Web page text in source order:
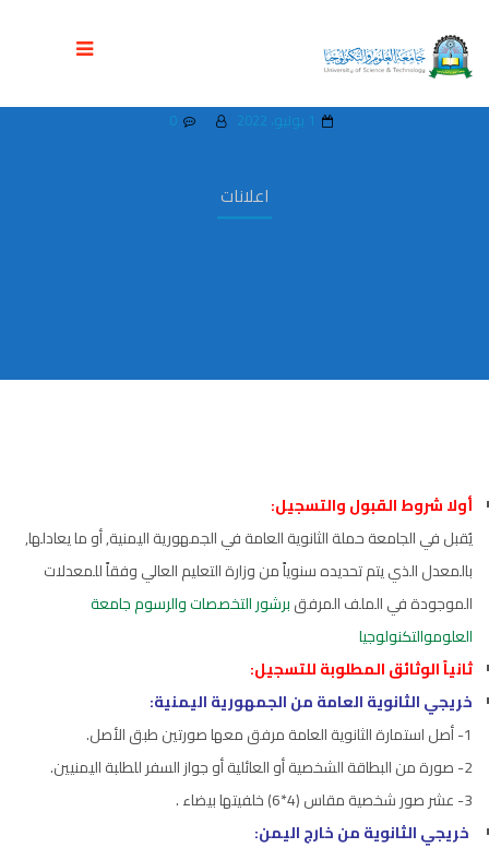
اعلانات
شروط القبول والتسجيل جامعة العلوم
0
أولا شروط القبول والتسجيل:
يُقبل في الجامعة حملة الثانوية العامة في الجمهورية اليمنية, أو ما يعادلها,
بالمعدل الذي يتم تحديده سنوياً من وزارة التعليم العالي وفقاً للمعدلات
الموجودة في الملف المرفقبرشور التخصصات والرسوم جامعة
العلوموالتكنولوجيا
ثانياً الوثائق المطلوبة للتسجيل:
خريجي الثانوية العامة من الجمهورية اليمنية:
1- أصل استمارة الثانوية العامة مرفق معها صورتين طبق الأصل.
2- صورة من البطاقة الشخصية أو العائلية أو جواز السفر للطلبة اليمنيين.
3- عشر صور شخصية مقاس (4*6) خلفيتها بيضاء .
خريجي الثانوية من خارج اليمن: